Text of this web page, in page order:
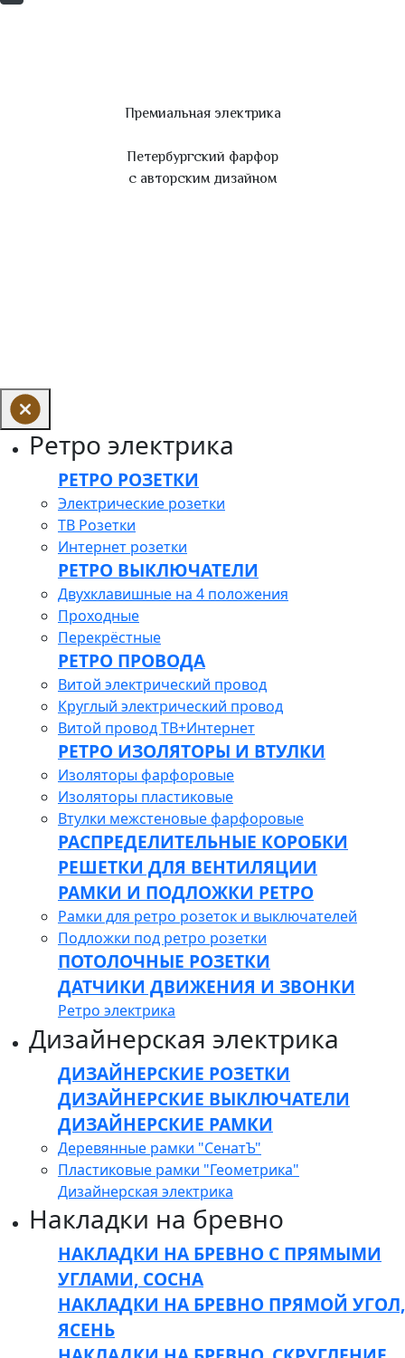
Премиальная электрика
Петербургский фарфор
с авторским дизайном
Ретро электрика
РЕТРО РОЗЕТКИ
Электрические розетки
ТВ Розетки
Интернет розетки
РЕТРО ВЫКЛЮЧАТЕЛИ
Двухклавишные на 4 положения
Проходные
Перекрёстные
РЕТРО ПРОВОДА
Витой электрический провод
Круглый электрический провод
Витой провод ТВ+Интернет
РЕТРО ИЗОЛЯТОРЫ И ВТУЛКИ
Изоляторы фарфоровые
Изоляторы пластиковые
Втулки межстеновые фарфоровые
РАСПРЕДЕЛИТЕЛЬНЫЕ КОРОБКИ
РЕШЕТКИ ДЛЯ ВЕНТИЛЯЦИИ
РАМКИ И ПОДЛОЖКИ РЕТРО
Рамки для ретро розеток и выключателей
Подложки под ретро розетки
ПОТОЛОЧНЫЕ РОЗЕТКИ
ДАТЧИКИ ДВИЖЕНИЯ И ЗВОНКИ
Ретро электрика
Дизайнерская электрика
ДИЗАЙНЕРСКИЕ РОЗЕТКИ
ДИЗАЙНЕРСКИЕ ВЫКЛЮЧАТЕЛИ
ДИЗАЙНЕРСКИЕ РАМКИ
Деревянные рамки "СенатЪ"
Пластиковые рамки "Геометрика"
Дизайнерская электрика
Накладки на бревно
НАКЛАДКИ НА БРЕВНО С ПРЯМЫМИ
УГЛАМИ, СОСНА
НАКЛАДКИ НА БРЕВНО ПРЯМОЙ УГОЛ,
ЯСЕНЬ